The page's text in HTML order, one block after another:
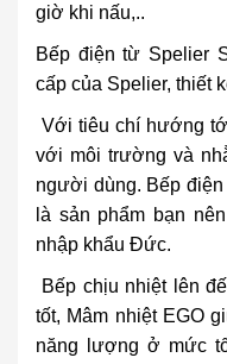
giờ khi nấu,..
Bếp điện từ Spelier
cấp của Spelier, thiết
Với tiêu chí hướng
với môi trường và
người dùng. Bếp
là sản phẩm bạn
nhập khẩu Đức.
Bếp chịu nhiệt lên
tốt, Mâm nhiệt EGO
năng lượng ở mức